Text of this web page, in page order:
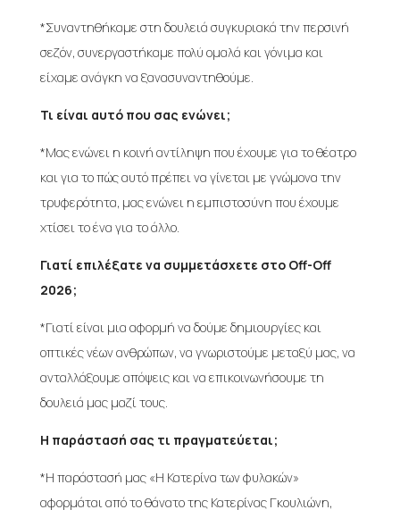
*Συναντηθήκαμε στη δουλειά συγκυριακά την περσινή
σεζόν, συνεργαστήκαμε πολύ ομαλά και γόνιμα και
είχαμε ανάγκη να ξανασυναντηθούμε.
Τι είναι αυτό που σας ενώνει;
*Μας ενώνει η κοινή αντίληψη που έχουμε για το θέατρο
και για το πώς αυτό πρέπει να γίνεται με γνώμονα την
τρυφερότητα, μας ενώνει η εμπιστοσύνη που έχουμε
χτίσει το ένα για το άλλο.
Γιατί επιλέξατε να συμμετάσχετε στο Off-Off
2026;
*Γιατί είναι μια αφορμή να δούμε δημιουργίες και
οπτικές νέων ανθρώπων, να γνωριστούμε μεταξύ μας, να
ανταλλάξουμε απόψεις και να επικοινωνήσουμε τη
δουλειά μας μαζί τους.
Η παράστασή σας τι πραγματεύεται;
*Η παράστασή μας «Η Κατερίνα των φυλακών»
αφορμάται από το θάνατο της Κατερίνας Γκουλιώνη,